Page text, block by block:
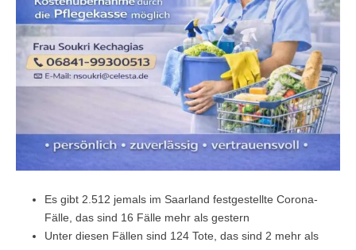
Es gibt 2.512 jemals im Saarland festgestellte Corona-
Fälle, das sind 16 Fälle mehr als gestern
Unter diesen Fällen sind 124 Tote, das sind 2 mehr als